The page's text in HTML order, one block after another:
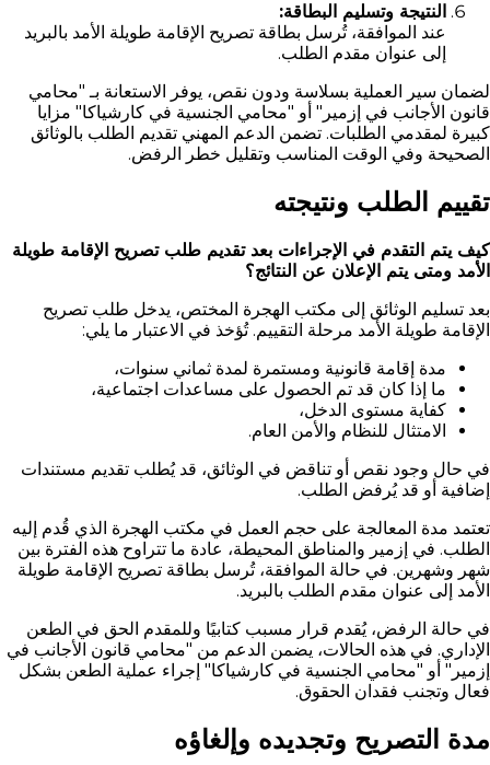
النتيجة وتسليم البطاقة:
عند الموافقة، تُرسل بطاقة تصريح الإقامة طويلة الأمد بالبريد
إلى عنوان مقدم الطلب.
لضمان سير العملية بسلاسة ودون نقص، يوفر الاستعانة بـ "محامي
قانون الأجانب في إزمير" أو "محامي الجنسية في كارشياكا" مزايا
كبيرة لمقدمي الطلبات. تضمن الدعم المهني تقديم الطلب بالوثائق
الصحيحة وفي الوقت المناسب وتقليل خطر الرفض.
تقييم الطلب ونتيجته
كيف يتم التقدم في الإجراءات بعد تقديم طلب تصريح الإقامة طويلة
الأمد ومتى يتم الإعلان عن النتائج؟
بعد تسليم الوثائق إلى مكتب الهجرة المختص، يدخل طلب تصريح
الإقامة طويلة الأمد مرحلة التقييم. تُؤخذ في الاعتبار ما يلي:
مدة إقامة قانونية ومستمرة لمدة ثماني سنوات،
ما إذا كان قد تم الحصول على مساعدات اجتماعية،
كفاية مستوى الدخل،
الامتثال للنظام والأمن العام.
في حال وجود نقص أو تناقض في الوثائق، قد يُطلب تقديم مستندات
إضافية أو قد يُرفض الطلب.
تعتمد مدة المعالجة على حجم العمل في مكتب الهجرة الذي قُدم إليه
الطلب. في إزمير والمناطق المحيطة، عادة ما تتراوح هذه الفترة بين
شهر وشهرين. في حالة الموافقة، تُرسل بطاقة تصريح الإقامة طويلة
الأمد إلى عنوان مقدم الطلب بالبريد.
في حالة الرفض، يُقدم قرار مسبب كتابيًا وللمقدم الحق في الطعن
الإداري. في هذه الحالات، يضمن الدعم من "محامي قانون الأجانب في
إزمير" أو "محامي الجنسية في كارشياكا" إجراء عملية الطعن بشكل
فعال وتجنب فقدان الحقوق.
مدة التصريح وتجديده وإلغاؤه